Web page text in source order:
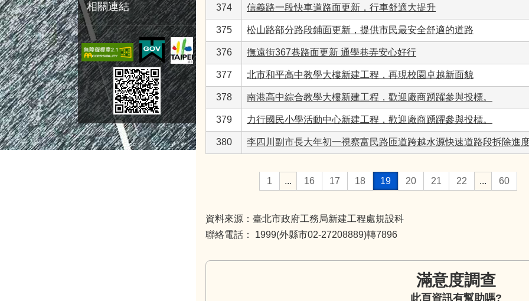
相關連結 374 信義路一段快車道路面更新，行車舒適大提升
375 松山路部分路段鋪面更新，提供市民最安全舒適的道路
376 撫遠街367巷路面更新 通學巷弄安心好行
377 北市和平高中教學大樓新建工程，再現校園卓越新面貌
378 南港高中綜合教學大樓新建工程，歡迎廠商踴躍參與投標。
379 力行國民小學活動中心新建工程，歡迎廠商踴躍參與投標。
380 李四川副市長大年初一視察富民路匝道跨越水源快速道路段拆除進
1 ... 16 17 18 19 20 21 22 ... 60
資料來源：臺北市政府工務局新建工程處規設科
聯絡電話： 1999(外縣市02-27208889)轉7896
滿意度調查
此頁資訊有幫助嗎?